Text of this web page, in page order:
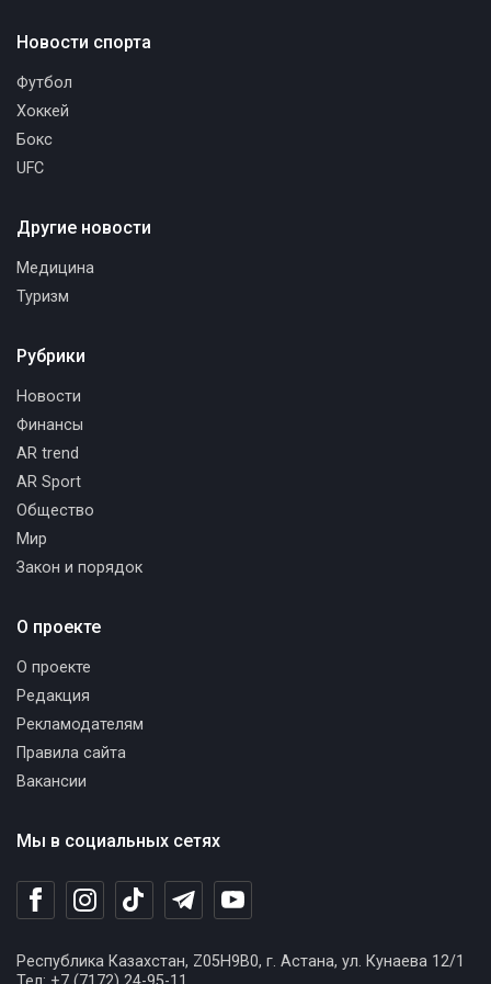
Новости спорта
Футбол
Хоккей
Бокс
UFC
Другие новости
Медицина
Туризм
Мы в социальных сетях
Республика Казахстан, Z05H9B0, г. Астана, ул. Кунаева 12/1
Рубрики
Новости
Финансы
AR trend
AR Sport
Общество
Мир
Закон и порядок
О проекте
О проекте
Редакция
Рекламодателям
Правила сайта
Вакансии